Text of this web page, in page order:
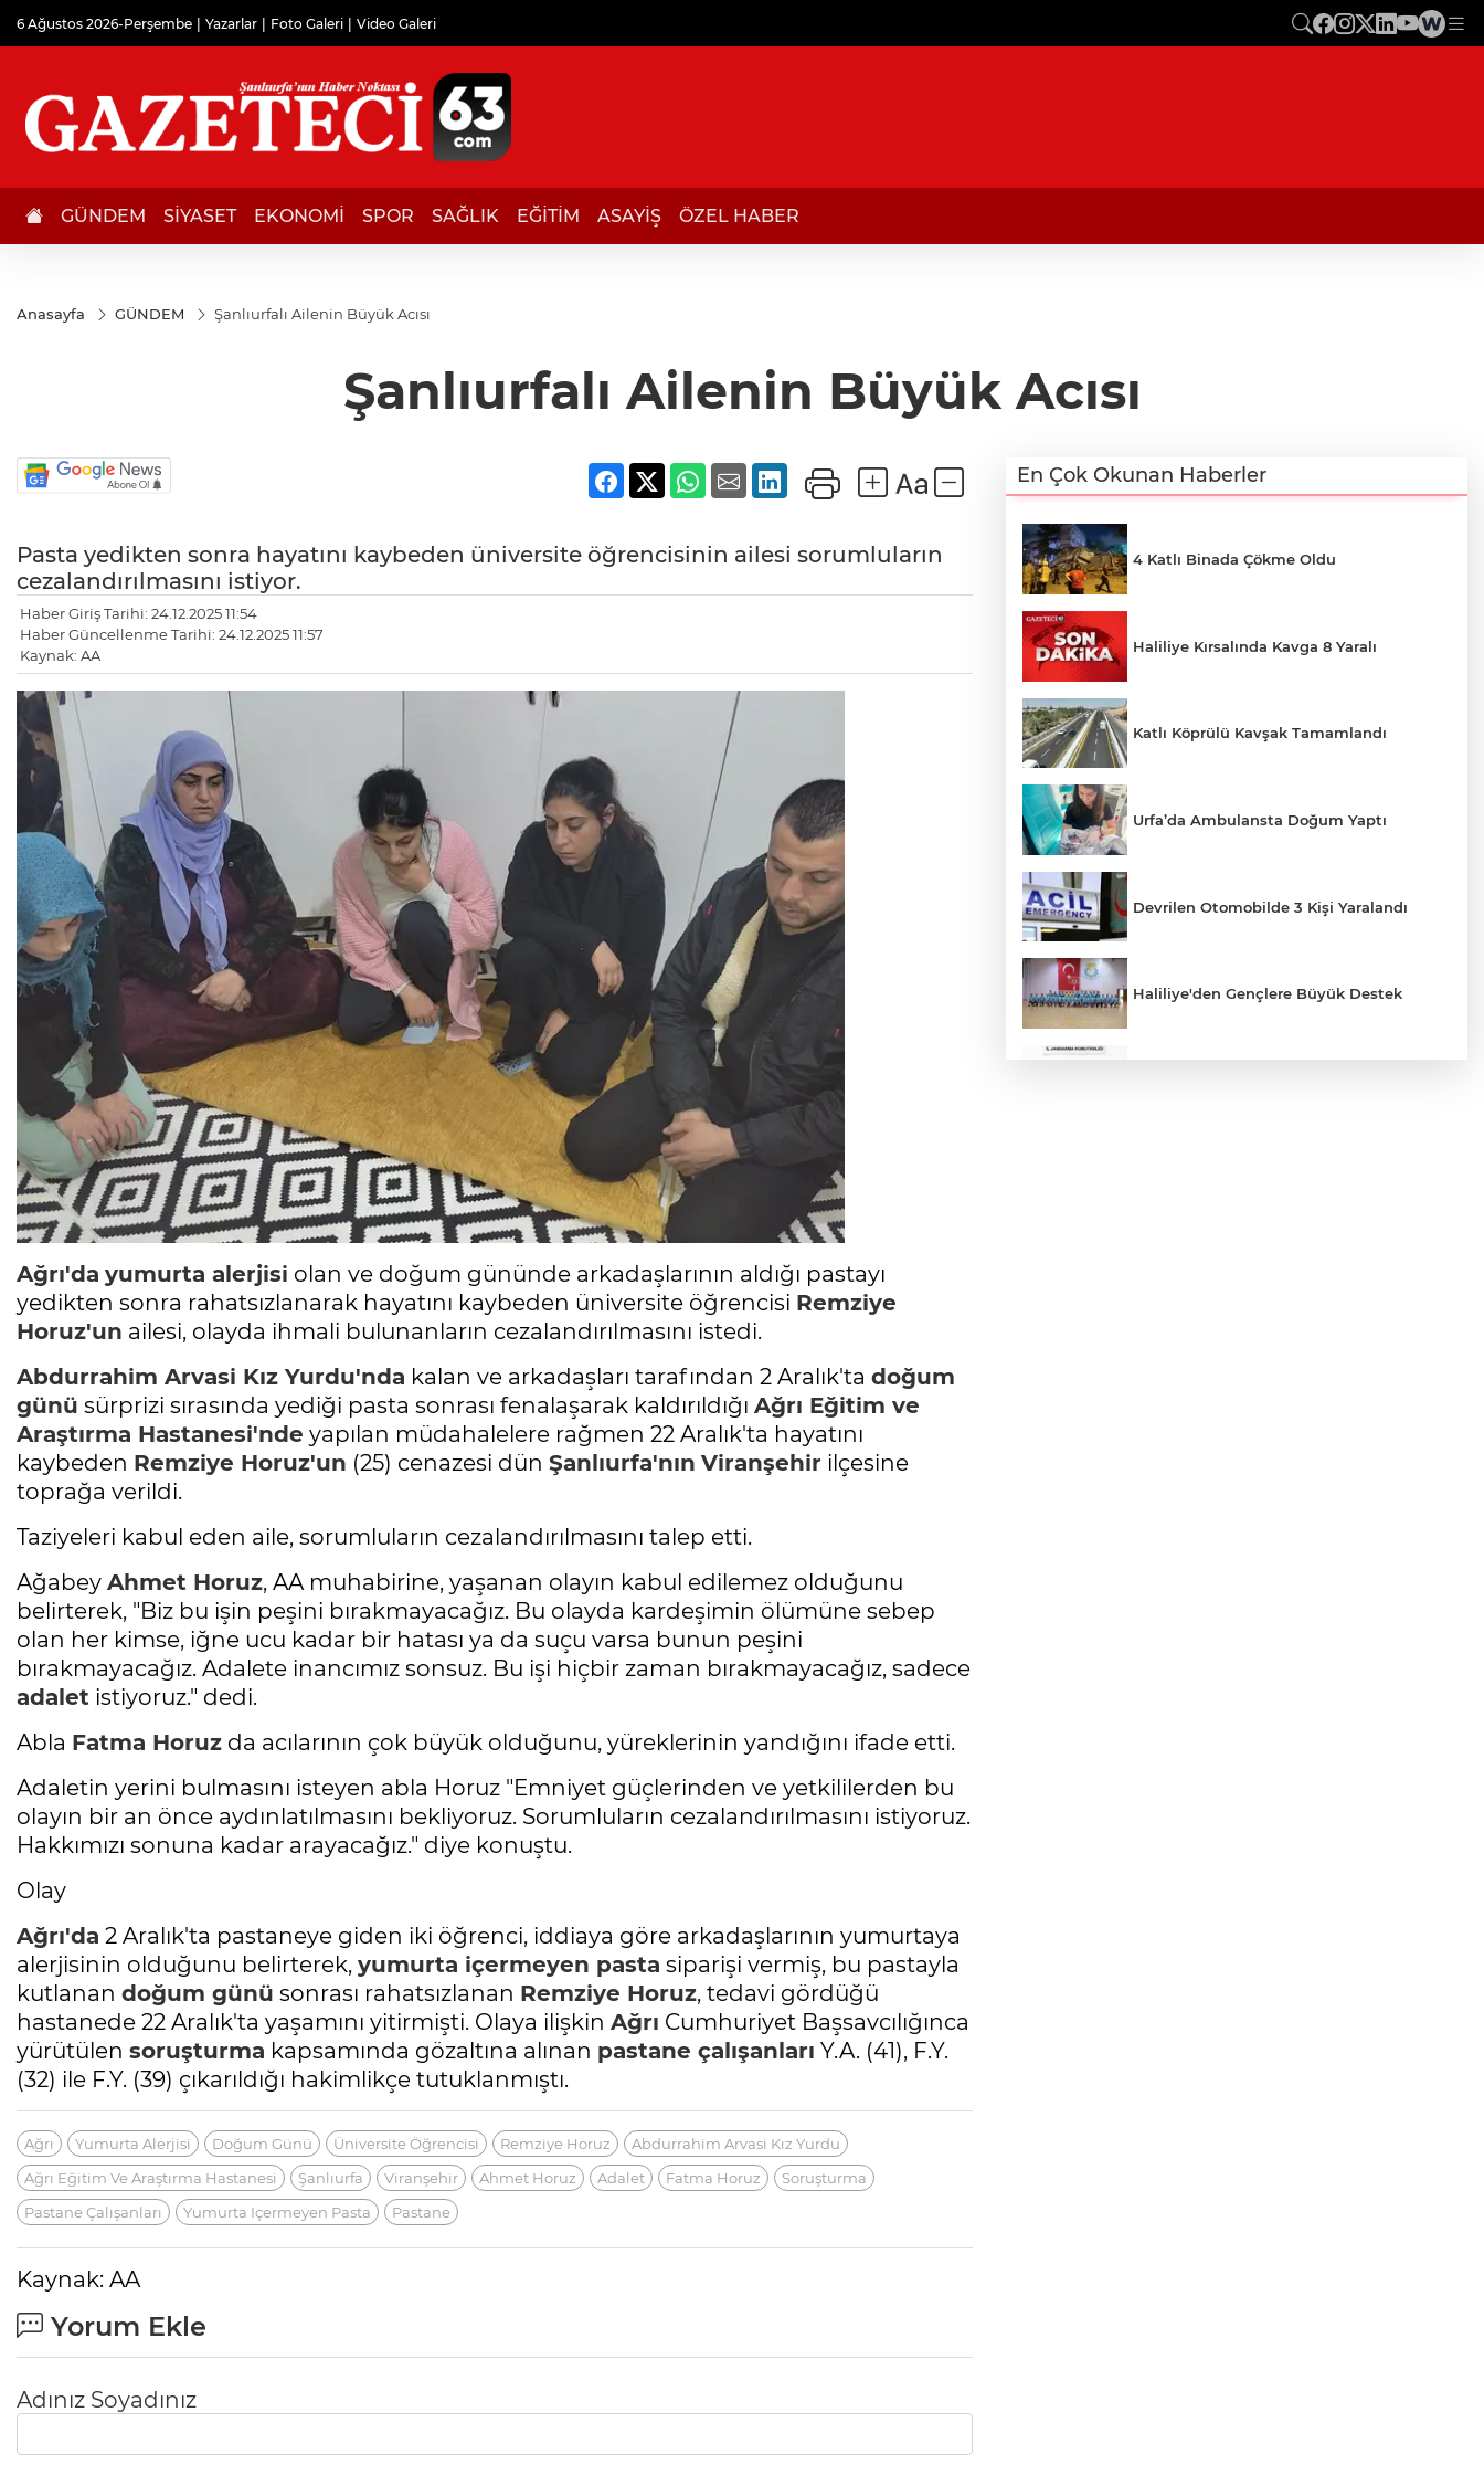
6 Ağustos 2026-Perşembe Yazarlar Foto Galeri Video Galeri
GÜNDEM SİYASET EKONOMİ SPOR SAĞLIK EĞİTİM ASAYİŞ ÖZEL HABER
Anasayfa GÜNDEM Şanlıurfalı Ailenin Büyük Acısı
Şanlıurfalı Ailenin Büyük Acısı
Pasta yedikten sonra hayatını kaybeden üniversite öğrencisinin ailesi sorumluların
cezalandırılmasını istiyor.
Haber Giriş Tarihi: 24.12.2025 11:54
Haber Güncellenme Tarihi: 24.12.2025 11:57
Kaynak: AA
Ağrı'da yumurta alerjisi olan ve doğum gününde arkadaşlarının aldığı pastayı
yedikten sonra rahatsızlanarak hayatını kaybeden üniversite öğrencisi Remziye
Horuz'un ailesi, olayda ihmali bulunanların cezalandırılmasını istedi.
Abdurrahim Arvasi Kız Yurdu'nda kalan ve arkadaşları tarafından 2 Aralık'ta doğum
günü sürprizi sırasında yediği pasta sonrası fenalaşarak kaldırıldığı Ağrı Eğitim ve
Araştırma Hastanesi'nde yapılan müdahalelere rağmen 22 Aralık'ta hayatını
kaybeden Remziye Horuz'un (25) cenazesi dün Şanlıurfa'nın Viranşehir ilçesine
toprağa verildi.
Taziyeleri kabul eden aile, sorumluların cezalandırılmasını talep etti.
Ağabey Ahmet Horuz, AA muhabirine, yaşanan olayın kabul edilemez olduğunu
belirterek, "Biz bu işin peşini bırakmayacağız. Bu olayda kardeşimin ölümüne sebep
olan her kimse, iğne ucu kadar bir hatası ya da suçu varsa bunun peşini
bırakmayacağız. Adalete inancımız sonsuz. Bu işi hiçbir zaman bırakmayacağız, sadece
adalet istiyoruz." dedi.
Abla Fatma Horuz da acılarının çok büyük olduğunu, yüreklerinin yandığını ifade etti.
Adaletin yerini bulmasını isteyen abla Horuz "Emniyet güçlerinden ve yetkililerden bu
olayın bir an önce aydınlatılmasını bekliyoruz. Sorumluların cezalandırılmasını istiyoruz.
Hakkımızı sonuna kadar arayacağız." diye konuştu.
Olay
Ağrı'da 2 Aralık'ta pastaneye giden iki öğrenci, iddiaya göre arkadaşlarının yumurtaya
alerjisinin olduğunu belirterek, yumurta içermeyen pasta siparişi vermiş, bu pastayla
kutlanan doğum günü sonrası rahatsızlanan Remziye Horuz, tedavi gördüğü
hastanede 22 Aralık'ta yaşamını yitirmişti. Olaya ilişkin Ağrı Cumhuriyet Başsavcılığınca
yürütülen soruşturma kapsamında gözaltına alınan pastane çalışanları Y.A. (41), F.Y.
(32) ile F.Y. (39) çıkarıldığı hakimlikçe tutuklanmıştı.
Ağrı Yumurta Alerjisi Doğum Günü Üniversite Öğrencisi Remziye Horuz
Abdurrahim Arvasi Kız Yurdu
Ağrı Eğitim Ve Araştırma Hastanesi
Şanlıurfa Viranşehir Ahmet Horuz Adalet Fatma Horuz
Soruşturma
Pastane Çalışanları
Yumurta Içermeyen Pasta Pastane
Kaynak: AA
Yorum Ekle
Adınız Soyadınız
En Çok Okunan Haberler
4 Katlı Binada Çökme Oldu
Haliliye Kırsalında Kavga 8 Yaralı
Katlı Köprülü Kavşak Tamamlandı
Urfa’da Ambulansta Doğum Yaptı
Devrilen Otomobilde 3 Kişi Yaralandı
Haliliye'den Gençlere Büyük Destek